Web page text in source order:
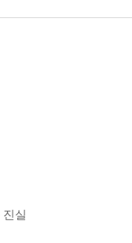
실